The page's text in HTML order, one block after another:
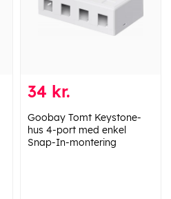
34 kr.
Goobay Tomt Keystone-
hus 4-port med enkel
Snap-In-montering